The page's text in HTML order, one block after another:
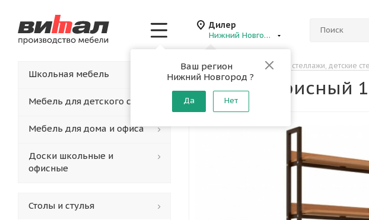
Дилер
Нижний Новгород
Ваш регион
Нижний Новгород ?
Да Нет
Главная - Каталог Шкафы, стеллажи, детские
Стеллаж офисный
Школьная мебель
Мебель для детского сада
Мебель для дома и офиса
Доски школьные и
офисные
Столы и стулья